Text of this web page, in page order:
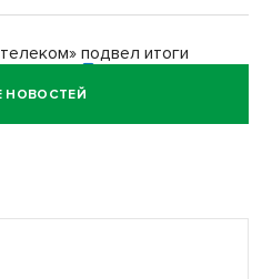
подвел итоги
НОВОСТЕЙ